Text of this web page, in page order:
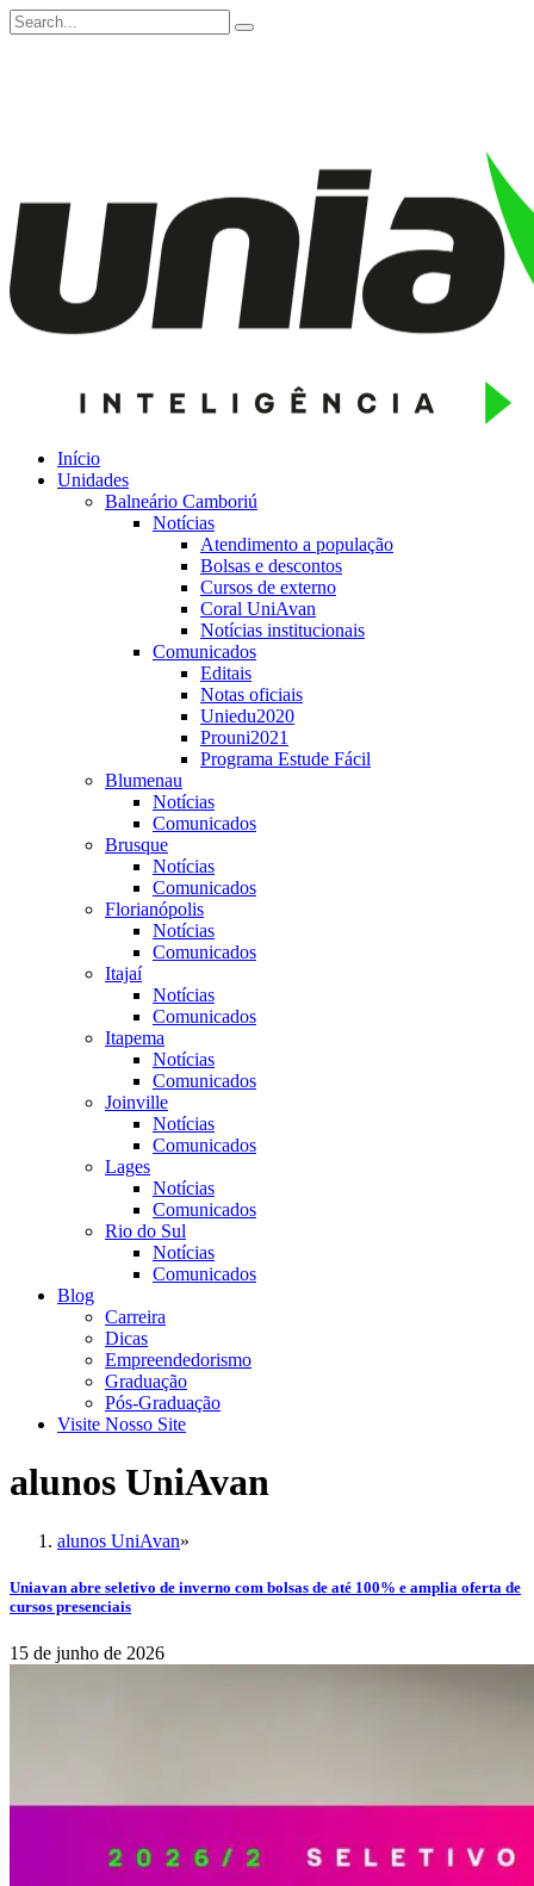
Início
Unidades
Balneário Camboriú
Notícias
Atendimento a população
Bolsas e descontos
Cursos de externo
Coral UniAvan
Notícias institucionais
Comunicados
Editais
Notas oficiais
Uniedu2020
Prouni2021
Programa Estude Fácil
Blumenau
Notícias
Comunicados
Brusque
Notícias
Comunicados
Florianópolis
Notícias
Comunicados
Itajaí
Notícias
Comunicados
Itapema
Notícias
Comunicados
Joinville
Notícias
Comunicados
Lages
Notícias
Comunicados
Rio do Sul
Notícias
Comunicados
Blog
Carreira
Dicas
Empreendedorismo
Graduação
Pós-Graduação
Visite Nosso Site
alunos UniAvan
alunos UniAvan»
Uniavan abre seletivo de inverno com bolsas de até 100% e amplia oferta de
cursos presenciais
15 de junho de 2026